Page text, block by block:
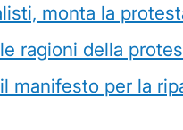
monta la
ragioni della
manifesto per la